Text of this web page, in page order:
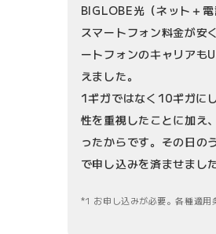
BIGLOBE光（ネット＋
スマートフォン料金が安
ートフォンのキャリア
えました。
1ギガではなく10ギガに
性を重視したことに加え
ったからです。その日の
で申し込みを済ませました
1 お申し込みが必要。各種適用